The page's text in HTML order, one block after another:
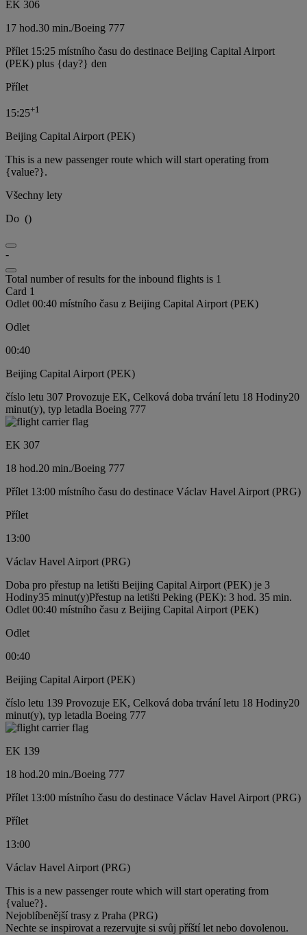
EK 306
17 hod.30 min./Boeing 777
Přílet 15:25 místního času do destinace Beijing Capital Airport
(PEK) plus {day?} den
Přílet
15:25+1
Beijing Capital Airport (PEK)
This is a new passenger route which will start operating from
{value?}.
Všechny lety
Do ()
-
Total number of results for the inbound flights is 1
Card 1
Odlet 00:40 místního času z Beijing Capital Airport (PEK)
Odlet
00:40
Beijing Capital Airport (PEK)
číslo letu 307 Provozuje EK, Celková doba trvání letu 18 Hodiny20
minut(y), typ letadla Boeing 777
EK 307
18 hod.20 min./Boeing 777
Přílet 13:00 místního času do destinace Václav Havel Airport (PRG)
Přílet
13:00
Václav Havel Airport (PRG)
Doba pro přestup na letišti Beijing Capital Airport (PEK) je 3
Hodiny35 minut(y)Přestup na letišti Peking (PEK): 3 hod. 35 min.
Odlet 00:40 místního času z Beijing Capital Airport (PEK)
Odlet
00:40
Beijing Capital Airport (PEK)
číslo letu 139 Provozuje EK, Celková doba trvání letu 18 Hodiny20
minut(y), typ letadla Boeing 777
EK 139
18 hod.20 min./Boeing 777
Přílet 13:00 místního času do destinace Václav Havel Airport (PRG)
Přílet
13:00
Václav Havel Airport (PRG)
This is a new passenger route which will start operating from
{value?}.
Nejoblíbenější trasy z Praha (PRG)
Nechte se inspirovat a rezervujte si svůj příští let nebo dovolenou.